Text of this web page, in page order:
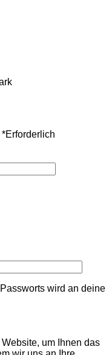
*Erforderlich
wird an deine
um Ihnen das